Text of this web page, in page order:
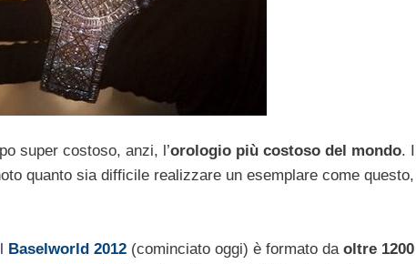
super costoso, anzi, l’orologio più costoso del mondo.
quanto sia difficile realizzare un esemplare come
Baselworld 2012 (cominciato oggi) è formato da oltre 1200